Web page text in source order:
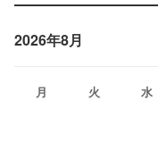
2026年8月
月 火 水